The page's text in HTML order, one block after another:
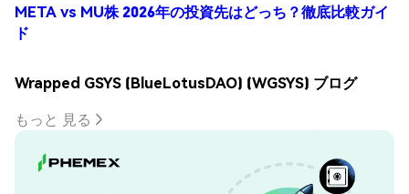
META vs MU株 2026年の投資先はどっち？徹底比較ガイ
ド
Wrapped GSYS (BlueLotusDAO) (WGSYS) ブログ
もっと 見る